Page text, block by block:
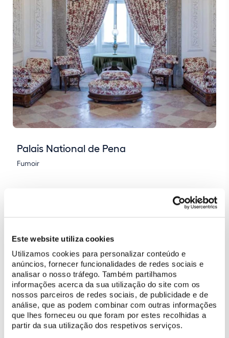
Este website utiliza cookies
Utilizamos cookies para personalizar conteúdo e
anúncios, fornecer funcionalidades de redes sociais e
analisar o nosso tráfego. Também partilhamos
informações acerca da sua utilização do site com os
nossos parceiros de redes sociais, de publicidade e de
análise, que as podem combinar com outras informações
que lhes forneceu ou que foram por estes recolhidas a
partir da sua utilização dos respetivos serviços.
Palais National de Pena
Fumoir